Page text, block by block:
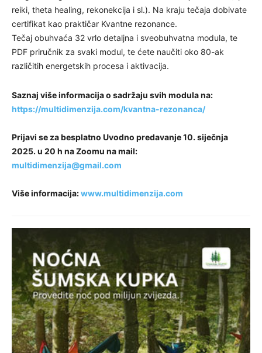
reiki, theta healing, rekonekcija i sl.). Na kraju tečaja dobivate
certifikat kao praktičar Kvantne rezonance.
Tečaj obuhvaća 32 vrlo detaljna i sveobuhvatna modula, te
PDF priručnik za svaki modul, te ćete naučiti oko 80-ak
različitih energetskih procesa i aktivacija.
Saznaj više informacija o sadržaju svih modula na:
https://multidimenzija.com/kvantna-rezonanca/
Prijavi se za besplatno Uvodno predavanje 10. siječnja
2025. u 20 h na Zoomu na mail:
multidimenzija@gmail.com
Više informacija:www.multidimenzija.com